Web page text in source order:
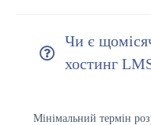
Чи є
хостинг
Мінімальний термін